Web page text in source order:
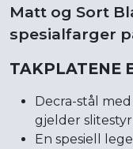
Matt og Sort
spesialfarger
TAKPLATENE
Decra-stål
gjelder
En spesiell